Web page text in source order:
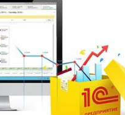
Смотреть проект